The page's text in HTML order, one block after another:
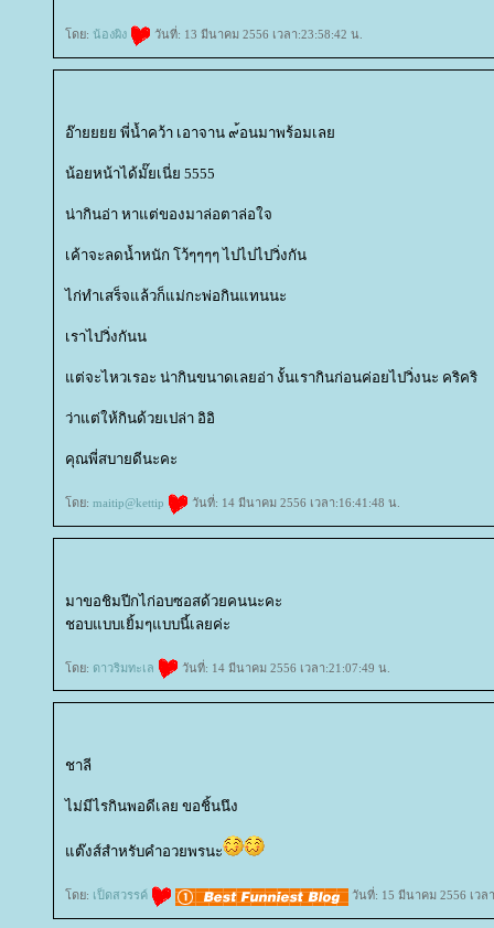
ดย: น้องผิง วันที่: 13 มีนาคม 2556 เวลา:23:58:42 น.
อ๊ายยยย พี่น้ำคว้า เอาจาน ๙้อนมาพร้อมเล
น้อยหน้าได้มั๊ยเนี่ย 5555
น่ากินอ่า หาแต่ของมาล่อตาล่อใจ
เค้าจะลดน้ำหนัก โว้ๆๆๆๆ ไปไปไปวิ่งกัน
ไก่ทำเสร็จแล้วก็แม่กะพ่อกินแทนนะ
เราไปวิ่งกันน
ต่จะไหวเรอะ น่ากินขนาดเลยอ่า งั้นเรากินก่อนค่อยไปวิ่งนะ คริคริ
ว่าแต่ให้กินด้วยเปล่า อิอิ
คุณพี่สบายดีนะคะ
ดย: maitip@kettip วันที่: 14 มีนาคม 2556 เวลา:16:41:48 น.
มาขอชิมปีกไก่อบซอสด้วยคนนะคะ
ชอบแบบเยิ้มๆแบบนี้เลยค่ะ
ดย: ดาวริมทะเล วันที่: 14 มีนาคม 2556 เวลา:21:07:49 น.
ชาลี
ไม่มีไรกินพอดีเลย ขอชิ้นนึง
ต๊งส์สำหรับคำอวยพรนะ
ดย: เป็ดสวรรค์ วันที่: 15 มีนาคม 2556 เวล